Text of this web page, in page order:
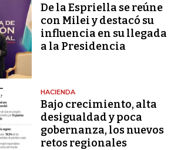
De la Espriella se reúne
con Milei y destacó su
influencia en su llegada
a la Presidencia
HACIENDA
Bajo crecimiento, alta
desigualdad y poca
gobernanza, los nuevos
retos regionales